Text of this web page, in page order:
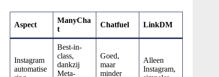
Aspect
ManyCha
t
Chatfuel LinkDM
Instagram
automatise
Best-in-
class,
dankzij
Meta-
Goed,
maar
minder
Alleen
Instagram,